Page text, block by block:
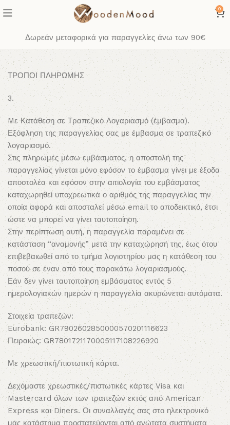
0
Δωρεάν μεταφορικά για παραγγελίες άνω των 90€
ΤΡΟΠΟΙ ΠΛΗΡΩΜΗΣ
Mε Κατάθεση σε Τραπεζικό Λογαριασμό (έμβασμα).
Εξόφληση της παραγγελίας σας με έμβασμα σε τραπεζικό
λογαριασμό.
Στις πληρωμές μέσω εμβάσματος, η αποστολή της
παραγγελίας γίνεται μόνο εφόσον το έμβασμα γίνει με έξοδα
αποστολέα και εφόσον στην αιτιολογία του εμβάσματος
καταχωρηθεί υποχρεωτικά ο αριθμός της παραγγελίας την
οποία αφορά και αποσταλεί μέσω email το αποδεικτικό, έτσι
ώστε να μπορεί να γίνει ταυτοποίηση.
Στην περίπτωση αυτή, η παραγγελία παραμένει σε
κατάσταση “αναμονής” μετά την καταχώρησή της, έως ότου
επιβεβαιωθεί από το τμήμα λογιστηρίου μας η κατάθεση του
ποσού σε έναν από τους παρακάτω λογαριασμούς.
Εάν δεν γίνει ταυτοποίηση εμβάσματος εντός 5
ημερολογιακών ημερών η παραγγελία ακυρώνεται αυτόματα.
Στοιχεία τραπεζών:
Eurobank: GR7902602850000570201116623
Πειραιώς: GR7801721170005117108226920
Με χρεωστική/πιστωτική κάρτα.
Δεχόμαστε χρεωστικές/πιστωτικές κάρτες Visa και
Mastercard όλων των τραπεζών εκτός από American
Express και Diners. Οι συναλλαγές σας στο ηλεκτρονικό
μας κατάστημα προστατεύονται από ανώτατα συστήματα